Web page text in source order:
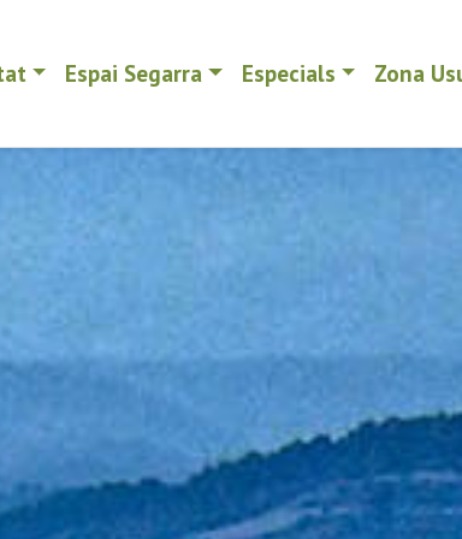
Espai Segarra Especials Zona